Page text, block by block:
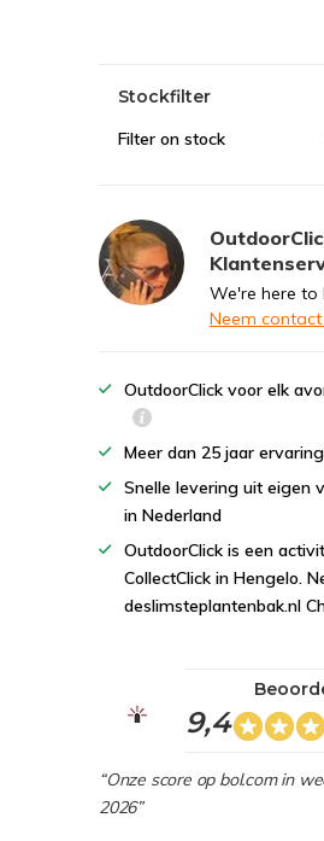
Stockfilter
Filter on stock
We're here to
Neem
OutdoorClick voor elk
Meer dan 25 jaar
Snelle levering uit eigen
in Nederland
OutdoorClick is een
CollectClick in Hengelo.
deslimsteplantenbak.nl
9,4
“Onze score op bol.com in
2026”